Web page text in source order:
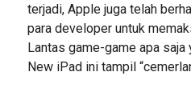
terjadi, Apple juga telah
para developer untuk
Lantas game-game apa saja
New iPad ini tampil